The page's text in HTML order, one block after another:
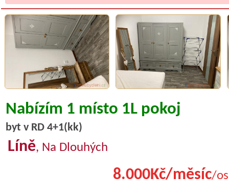
Nabízím 1 místo 1L pokoj
byt v RD 4+1(kk)
Líně, Na Dlouhých
8.000Kč/měsíc/